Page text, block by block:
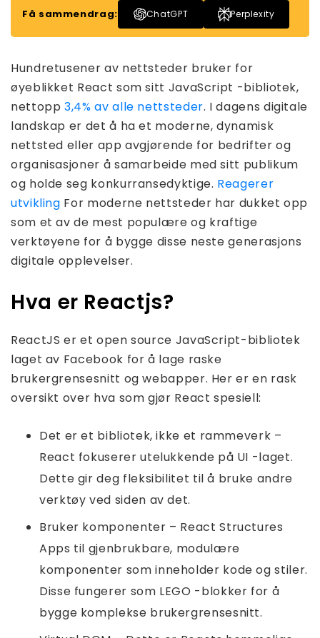
Få sammendrag: ChatGPT Perplexity
Hundretusener av nettsteder bruker for
øyeblikket React som sitt JavaScript -bibliotek,
nettopp3,4% av alle nettsteder. I dagens digitale
landskap er det å ha et moderne, dynamisk
nettsted eller app avgjørende for bedrifter og
organisasjoner å samarbeide med sitt publikum
og holde seg konkurransedyktige. Reagerer
utvikling For moderne nettsteder har dukket opp
som et av de mest populære og kraftige
verktøyene for å bygge disse neste generasjons
digitale opplevelser.
Hva er Reactjs?
ReactJS er et open source JavaScript-bibliotek
laget av Facebook for å lage raske
brukergrensesnitt og webapper. Her er en rask
oversikt over hva som gjør React spesiell:
Det er et bibliotek, ikke et rammeverk –
React fokuserer utelukkende på UI -laget.
Dette gir deg fleksibilitet til å bruke andre
verktøy ved siden av det.
Bruker komponenter – React Structures
Apps til gjenbrukbare, modulære
komponenter som inneholder kode og stiler.
Disse fungerer som LEGO -blokker for å
bygge komplekse brukergrensesnitt.